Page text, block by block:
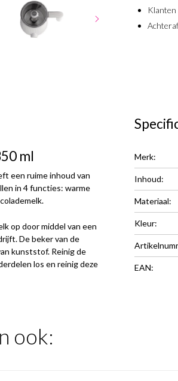
ml
een ruime inhoud van
in 4 functies: warme
op door middel van een
De beker van de
kunststof. Reinig de
los en reinig deze
Merk:
Inhoud:
Materiaal:
Kleur:
EAN:
ook: